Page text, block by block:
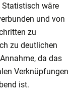
Statistisch wäre
und von
zu
zu deutlichen
da das
Verknüpfungen
ist.